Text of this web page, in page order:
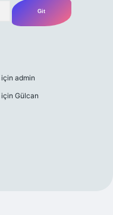
için admin
için Gülcan